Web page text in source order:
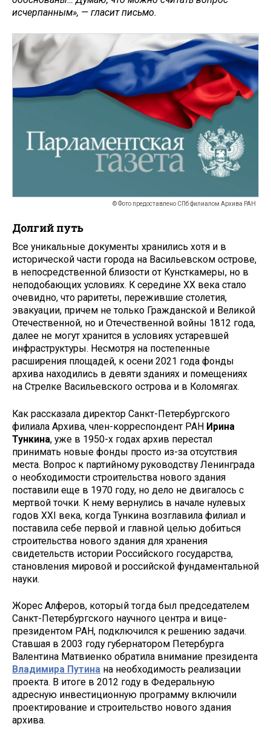
исчерпанным», — гласит письмо.
© Фото предоставлено СПб филиалом Архива РАН
Долгий путь
Все уникальные документы хранились хотя и в
исторической части города на Васильевском острове,
в непосредственной близости от Кунсткамеры, но в
неподобающих условиях. К середине XX века стало
очевидно, что раритеты, пережившие столетия,
эвакуации, причем не только Гражданской и Великой
Отечественной, но и Отечественной войны 1812 года,
далее не могут хранится в условиях устаревшей
инфраструктуры. Несмотря на постепенные
расширения площадей, к осени 2021 года фонды
архива находились в девяти зданиях и помещениях
на Стрелке Васильевского острова и в Коломягах.
Как рассказала директор Санкт-Петербургского
филиала Архива, член-корреспондент РАН Ирина
Тункина, уже в 1950-х годах архив перестал
принимать новые фонды просто из-за отсутствия
места. Вопрос к партийному руководству Ленинграда
о необходимости строительства нового здания
поставили еще в 1970 году, но дело не двигалось с
мертвой точки. К нему вернулись в начале нулевых
годов XXI века, когда Тункина возглавила филиал и
поставила себе первой и главной целью добиться
строительства нового здания для хранения
свидетельств истории Российского государства,
становления мировой и российской фундаментальной
науки.
Жорес Алферов, который тогда был председателем
Санкт-Петербургского научного центра и вице-
президентом РАН, подключился к решению задачи.
Ставшая в 2003 году губернатором Петербурга
Валентина Матвиенко обратила внимание президента
Владимира Путина на необходимость реализации
проекта. В итоге в 2012 году в Федеральную
адресную инвестиционную программу включили
проектирование и строительство нового здания
архива.